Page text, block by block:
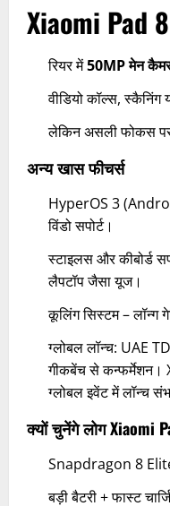
Xiaomi Pad
रियर में50MP मेन
वीडियो कॉल्स,
लेकिन असली फोकस
अन्य खास फीचर्स
HyperOS 3
विंडो सपोर्ट।
स्टाइलस और कीबोर्ड
लैपटॉप जैसा यूज।
कूलिंग सिस्टम – लॉन्ग
ग्लोबल लॉन्च: UAE
गीकबेंच से कन्फर्मेशन।
ग्लोबल इवेंट में लॉन्च
क्यों चुनेंगे लोग Xiaomi
Snapdragon 8
बड़ी बैटरी + फास्ट